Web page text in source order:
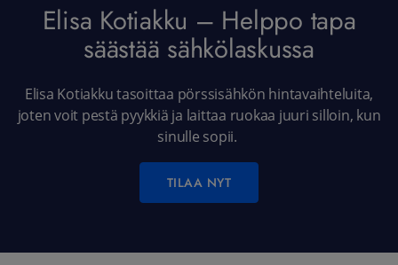
Elisa Kotiakku – Helppo tapa
säästää sähkölaskussa
Elisa Kotiakku tasoittaa pörssisähkön hintavaihteluita,
joten voit pestä pyykkiä ja laittaa ruokaa juuri silloin, kun
sinulle sopii.
TILAA NYT